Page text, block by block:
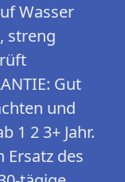
Wasser
streng
Gut
und
1 2 3+ Jahr.
des